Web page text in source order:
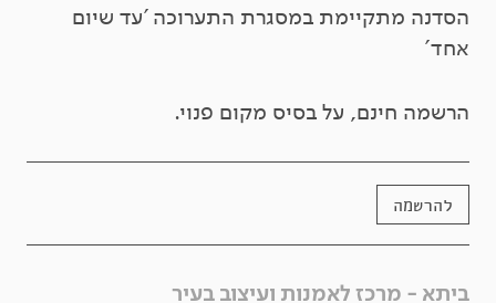
הסדנה מתקיימת במסגרת התערוכה 'עד שיום
אחד'
הרשמה חינם, על בסיס מקום פנוי.
להרשמה
ביתא - מרכז לאמנות ועיצוב בעיר